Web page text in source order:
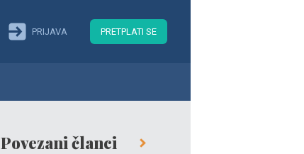
PRIJAVA PRETPLATI SE
Povezani članci